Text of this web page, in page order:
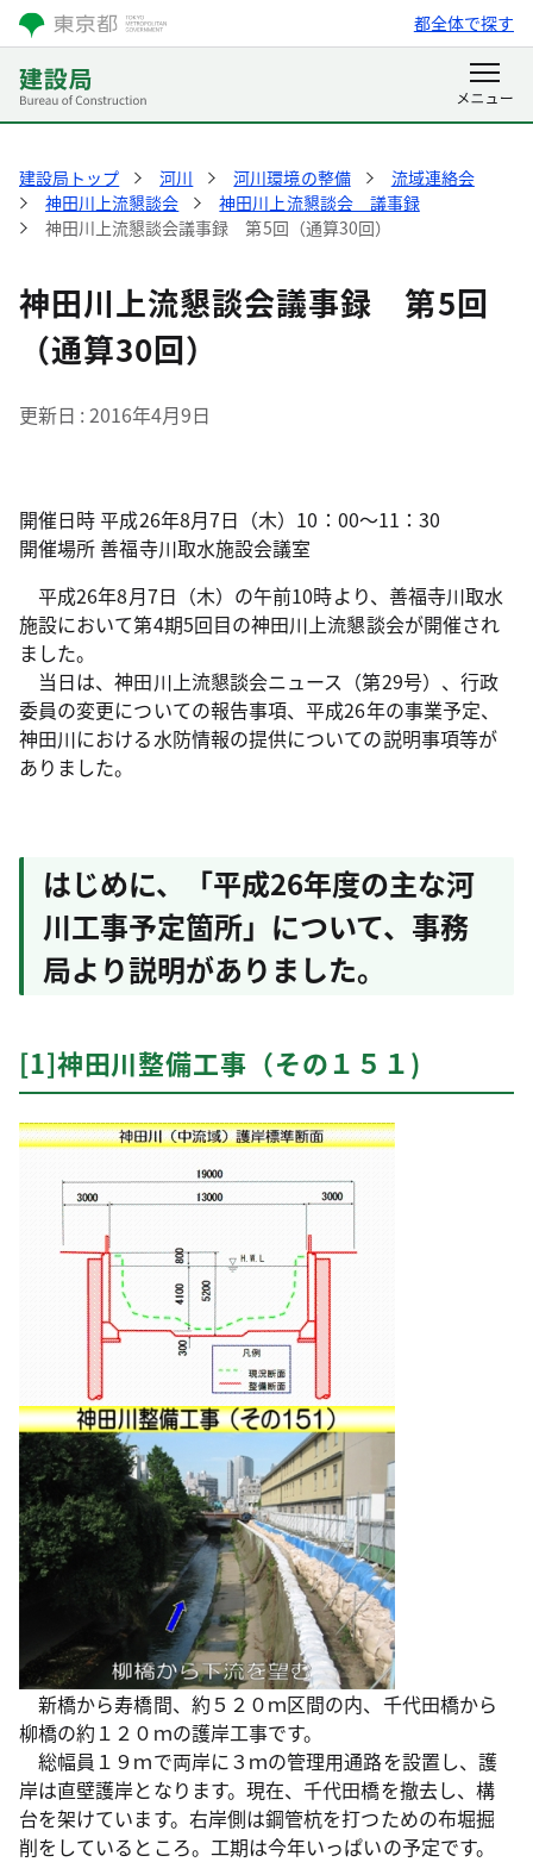
都全体で探す
建設局トップ 河川 河川環境の整備
流域連絡会
神田川上流懇談会
神田川上流懇談会 議事録
神田川上流懇談会議事録 第5回（通算30回）
神田川上流懇談会議事録 第5回
（通算30回）
更新日 2016年4月9日
開催日時 平成26年8月7日（木）10：00～11：30
開催場所 善福寺川取水施設会議室
平成26年8月7日（木）の午前10時より、善福寺川取水
施設において第4期5回目の神田川上流懇談会が開催され
ました。
当日は、神田川上流懇談会ニュース（第29号）、行政
委員の変更についての報告事項、平成26年の事業予定、
神田川における水防情報の提供についての説明事項等が
ありました。
はじめに、「平成26年度の主な河
川工事予定箇所」について、事務
局より説明がありました。
[1]神田川整備工事（その１５１)
新橋から寿橋間、約５２０ｍ区間の内、千代田橋から
柳橋の約１２０ｍの護岸工事です。
総幅員１９ｍで両岸に３ｍの管理用通路を設置し、護
岸は直壁護岸となります。現在、千代田橋を撤去し、構
台を架けています。右岸側は鋼管杭を打つための布堀掘
削をしているところ。工期は今年いっぱいの予定です。